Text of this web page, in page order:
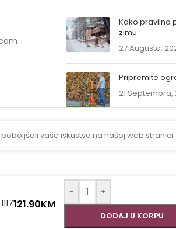
Kako pravilno
zimu
27 Augusta,
Pripremite
21 Septembra,
vaše iskustvo na našoj web
121.90KM
- +
DODAJ U KORPU